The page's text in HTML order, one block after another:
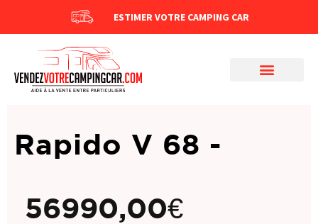
ESTIMER VOTRE CAMPING CAR
Rapido V 68 -
56990,00€